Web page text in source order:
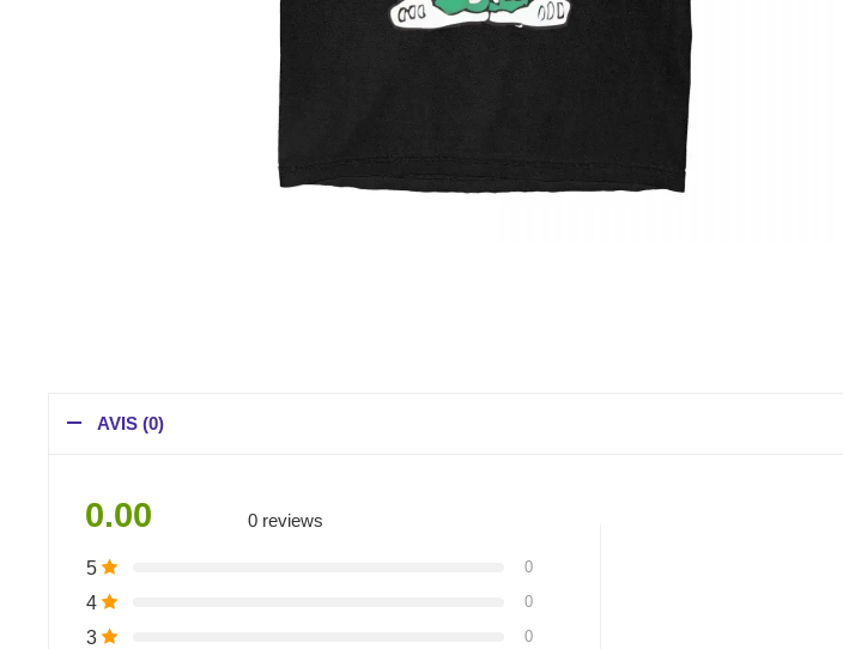
AVIS (0)
0.00 0 reviews
5 0
4 0
3 0